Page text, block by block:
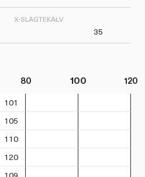
X-SLAGTEKALV
35
80 100 120
101
105
110
120